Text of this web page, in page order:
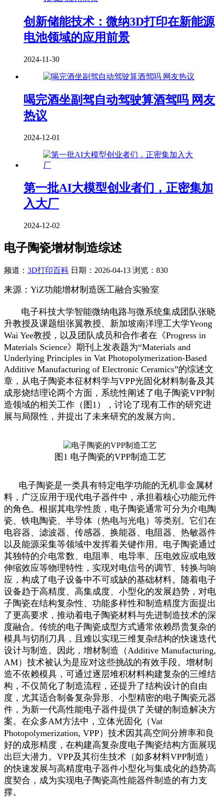
创新储能技术：微纳3D打印在新能源
电池领域的应用前景
2024-11-30
喝完酒坐副驾自动驾驶算酒驾吗 网友
热议
2024-12-01
第一批AI大模型创业者们，正密集加
入大厂
2024-12-02
电子陶瓷增材制造综述
频道： 3D打印百科 日期： 2026-04-13 浏览：830
来源：YiZ功能增材制造医工融合实验室
电子科技大学智能微纳电路与微系统集成团队张晓
升教授及课题组张翼教授、新加坡南洋理工大学Yeong
Wai Yee教授，以及团队成员和合作者在《Progress in
Materials Science》期刊上发表题为“Materials and
Underlying Principles in Vat Photopolymerization-Based
Additive Manufacturing of Electronic Ceramics”的综述文
章，从电子陶瓷本征材料学与VPP光固化材料制备及其
成形烧结理论两个方面，系统性阐述了电子陶瓷VPP制
造领域的相关工作（图1），讨论了现有工作的研究进
展与局限性，并提出了未来研究的发展方向。
图1 电子陶瓷的VPP制造工艺
电子陶瓷是一类具有特定电学功能的无机非金属材
料，广泛应用于现代电子器件中，承担着核心功能元件
的角色。根据其电学性质，电子陶瓷通常可分为介电陶
瓷、铁电陶瓷、半导体（热电与光电）等类别。它们在
电容器、滤波器、传感器、换能器、电阻器、热敏器件
以及能源采集等领域中发挥着关键作用。电子陶瓷通过
其独特的介电常数、电阻率、电导率、压电效应或电致
伸缩效应等物理特性，实现对电信号的调节、转换与响
应，构成了电子设备中不可或缺的基础材料。随着电子
设备趋于高精度、高集成度、小型化的发展趋势，对电
子陶瓷在结构复杂性、功能多样性和制造精度方面提出
了更高要求，推动着电子陶瓷材料与先进制造技术的深
度融合。传统的电子陶瓷成型方式通常依赖昂贵复杂的
模具与切削刀具，且难以实现三维复杂结构的快速迭代
设计与制造。因此，增材制造（Additive Manufacturing,
AM）技术被认为是应对这些挑战的有效手段。增材制
造不依赖模具，可通过逐层堆积材料构建复杂的三维结
构，不仅简化了制造流程，还提升了结构设计的自由
度，尤其适合制备复杂异形、小型精密的电子陶瓷元器
件，为新一代高性能电子器件提供了关键的制造解决方
案。在众多AM方法中，立体光固化（Vat
Photopolymerization, VPP）技术因其高空间分辨率和良
好的成形精度，在构建高复杂度电子陶瓷结构方面展现
出巨大潜力。VPP及其衍生技术（如多材料VPP制造）
的快速发展与高精度电子器件小型化与集成化的趋势高
度契合，成为实现电子陶瓷高性能器件制造的有力支
撑。